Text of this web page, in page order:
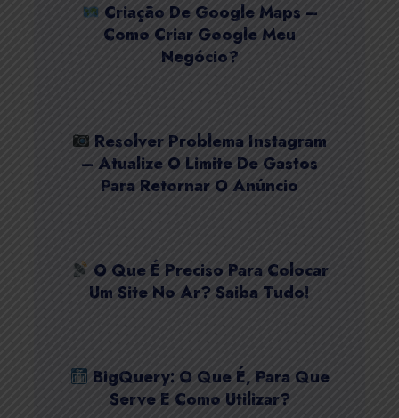
Criação De Google Maps –
Como Criar Google Meu
Negócio?
Resolver Problema Instagram
– Atualize O Limite De Gastos
Para Retornar O Anúncio
O Que É Preciso Para Colocar
Um Site No Ar? Saiba Tudo!
BigQuery: O Que É, Para Que
Serve E Como Utilizar?